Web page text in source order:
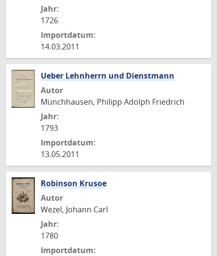
Jahr:
1726
Importdatum:
14.03.2011
Ueber Lehnherrn und Dienstmann
Autor
Münchhausen, Philipp Adolph Friedrich
Jahr:
1793
Importdatum:
13.05.2011
Robinson Krusoe
Autor
Wezel, Johann Carl
Jahr:
1780
Importdatum: